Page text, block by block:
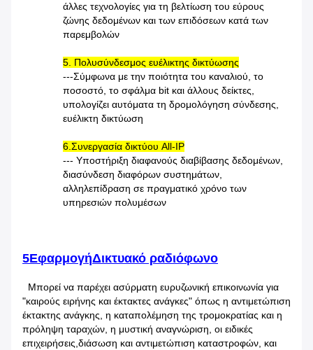
άλλες τεχνολογίες για τη βελτίωση του εύρους
ζώνης δεδομένων και των επιδόσεων κατά των
παρεμβολών
5. Πολυσύνδεσμος ευέλικτης δικτύωσης
---Σύμφωνα με την ποιότητα του καναλιού, το
ποσοστό, το σφάλμα bit και άλλους δείκτες,
υπολογίζει αυτόματα τη δρομολόγηση σύνδεσης,
ευέλικτη δικτύωση
6.Συνεργασία δικτύου All-IP
--- Υποστήριξη διαφανούς διαβίβασης δεδομένων,
διασύνδεση διαφόρων συστημάτων,
αλληλεπίδραση σε πραγματικό χρόνο των
υπηρεσιών πολυμέσων
5ΕφαρμογήΔικτυακό ραδιόφωνο
Μπορεί να παρέχει ασύρματη ευρυζωνική επικοινωνία για
"καιρούς ειρήνης και έκτακτες ανάγκες" όπως η αντιμετώπιση
έκτακτης ανάγκης, η καταπολέμηση της τρομοκρατίας και η
πρόληψη ταραχών, η μυστική αναγνώριση, οι ειδικές
επιχειρήσεις,διάσωση και αντιμετώπιση καταστροφών, και